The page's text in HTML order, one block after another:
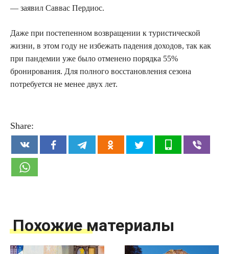
— заявил Саввас Пердиос.
Даже при постепенном возвращении к туристической
жизни, в этом году не избежать падения доходов, так как
при пандемии уже было отменено порядка 55%
бронирования. Для полного восстановления сезона
потребуется не менее двух лет.
Share:
Похожие материалы